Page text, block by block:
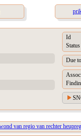
Id
Status
Due to
van regio van rechter